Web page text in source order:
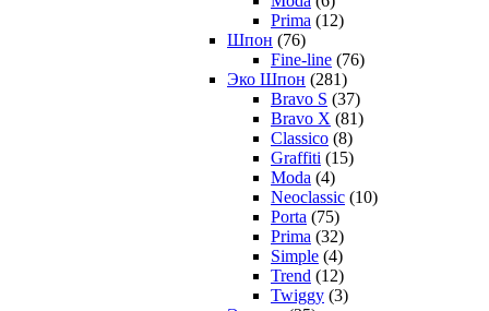
Prima (12)
Шпон (76)
Fine-line (76)
Эко Шпон (281)
Bravo S (37)
Bravo X (81)
Classico (8)
Graffiti (15)
Moda (4)
Neoclassic (10)
Porta (75)
Prima (32)
Simple (4)
Trend (12)
Twiggy (3)